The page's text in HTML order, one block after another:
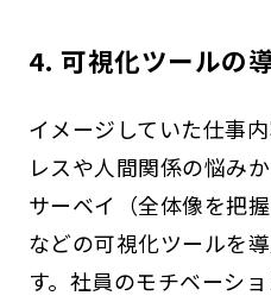
4. 可視化ツールの
イメージしていた仕事
レスや人間関係の悩み
サーベイ（全体像を把
などの可視化ツールを
す。社員のモチベーシ